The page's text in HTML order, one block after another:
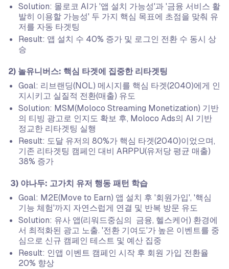
Solution: 몰로코 AI가 '앱 설치 가능성'과 '금융 서비스 활
발히 이용할 가능성' 두 가지 핵심 목표에 초점을 맞춰 유
저를 자동 타겟팅
Result: 앱 설치 수 40% 증가 및 로그인 전환 수 동시 상
승
2) 놀유니버스: 핵심 타겟에 집중한 리타겟팅
Goal: 리브랜딩(NOL) 메시지를 핵심 타겟(2040)에게 인
지시키고 실질적 전환(매출) 유도
Solution: MSM(Moloco Streaming Monetization) 기반
의 티빙 광고로 인지도 확보 후, Moloco Ads의 AI 기반
정교한 리타겟팅 실행
Result: 도달 유저의 80%가 핵심 타겟(2040)이었으며,
기존 리타겟팅 캠페인 대비 ARPPU(유저당 평균 매출)
38% 증가
3) 야나두: 고가치 유저 행동 패턴 학습
Goal: M2E(Move to Earn) 앱 설치 후 '회원가입', '핵심
기능 체험'까지 자연스럽게 연결 및 반복 방문 유도
Solution: 유사 앱(리워드중심의 금융, 헬스케어) 환경에
서 최적화된 광고 노출. '전환 기여도'가 높은 이벤트를 중
심으로 신규 캠페인 테스트 및 예산 집중
Result: 인앱 이벤트 캠페인 시작 후 회원 가입 전환율
20% 향상